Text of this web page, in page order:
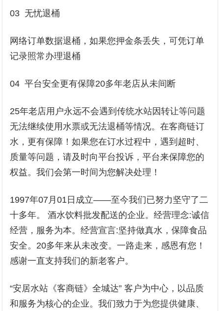
03 无忧退桶
网络订单数据退桶，如果您押金条丢失，可凭订单
记录照常办理退桶
04 平台安全更有保障20多年老店从未间断
25年老店用户永远不会遇到传统水站因转让等问题
无法继续使用水票或无法退桶等情况。在客商链订
水，更有保障！如果您在订水过程中，遇到超时、
质量等问题，请及时向平台投诉，平台来保障您的
权益。我们会第一时间为您解决处理！
1997年07月01日成立——至今我们已努力坚守了二
十多年。 酒水饮料批发配送的企业。经营理念:诚信
经营，服务为本。经营宣言:坚持做真水，保障食品
安全。20多年来从未改变。一路走来，感恩有您！
感谢一直支持我们的新老客户。
“安居水站《客商链》全城达” 客户为中心，以品质
和服务为核心的企业。我们致力于为您提供健康、